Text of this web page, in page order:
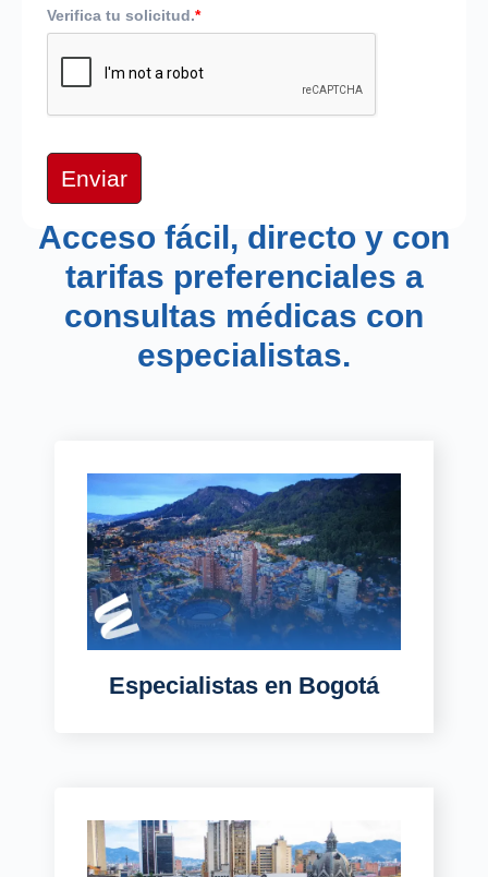
Verifica tu solicitud.*
Enviar
Acceso fácil, directo y con
tarifas preferenciales a
consultas médicas con
especialistas.
Especialistas en Bogotá